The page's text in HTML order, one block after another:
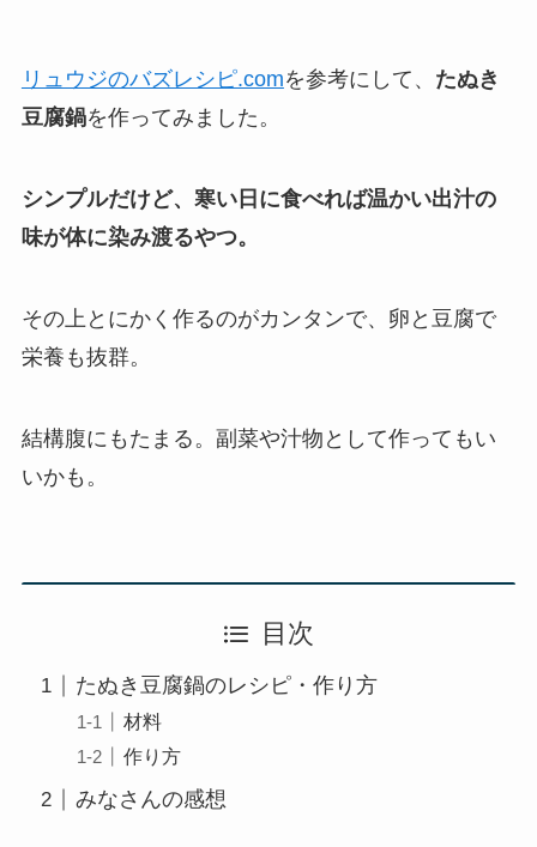
リュウジのバズレシピ.comを参考にして、 たぬき
豆腐鍋を作ってみました。
シンプルだけど、寒い日に食べれば温かい出汁の
味が体に染み渡るやつ。
その上とにかく作るのがカンタンで、卵と豆腐で
栄養も抜群。
結構腹にもたまる。副菜や汁物として作ってもい
いかも。
目次
たぬき豆腐鍋のレシピ・作り方
材料
作り方
みなさんの感想